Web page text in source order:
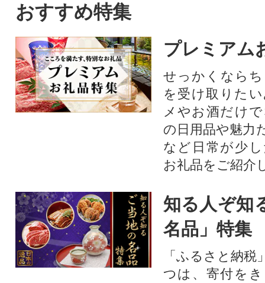
おすすめ特集
プレミアム
せっかくなら
を受け取りた
メやお酒だけ
の日用品や魅力
など日常が少
お礼品をご紹介
知る人ぞ知
名品」特集
「ふるさと納
つは、寄付を